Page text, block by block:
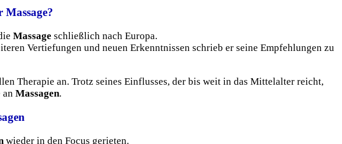
Massage?
Massage schließlich nach Europa.
Vertiefungen und neuen Erkenntnissen schrieb er seine Empfehlungen zu
Therapie an. Trotz seines Einflusses, der bis weit in das Mittelalter reicht,
an Massagen.
wieder in den Focus gerieten.